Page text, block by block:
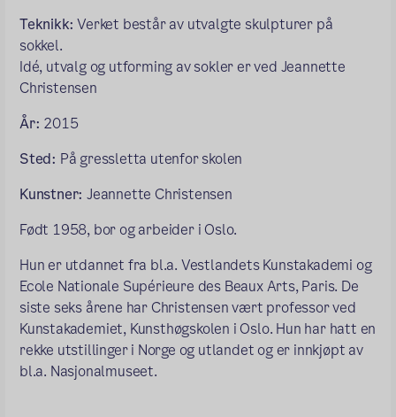
Teknikk: Verket består av utvalgte skulpturer på
sokkel.
Idé, utvalg og utforming av sokler er ved Jeannette
Christensen
År: 2015
Sted: På gressletta utenfor skolen
Kunstner: Jeannette Christensen
Født 1958, bor og arbeider i Oslo.
Hun er utdannet fra bl.a. Vestlandets Kunstakademi og
Ecole Nationale Supérieure des Beaux Arts, Paris. De
siste seks årene har Christensen vært professor ved
Kunstakademiet, Kunsthøgskolen i Oslo. Hun har hatt en
rekke utstillinger i Norge og utlandet og er innkjøpt av
bl.a. Nasjonalmuseet.